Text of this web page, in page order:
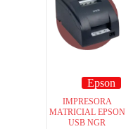
Epson
IMPRESORA
MATRICIAL EPSON
USB NGR